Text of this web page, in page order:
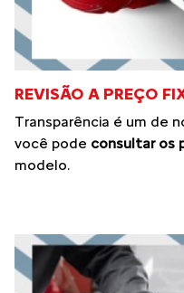
REVISÃO A PREÇO
Transparência é um de
você pode consultar os
modelo.